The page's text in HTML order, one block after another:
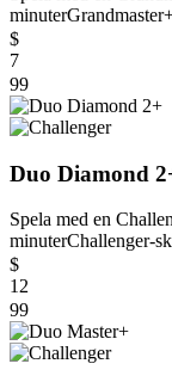
minuter
$
7
99
Duo Diamond
Spela med en
minuterChallenger-
$
12
99